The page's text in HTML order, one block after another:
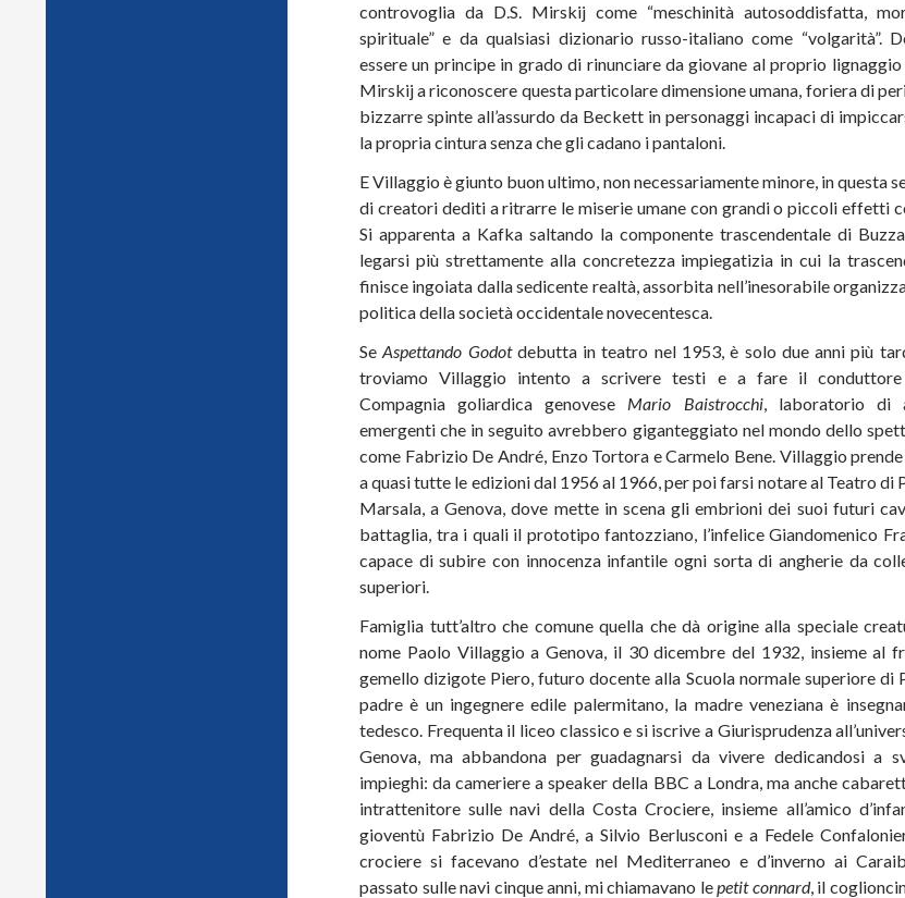
controvoglia da D.S. Mirskij come “meschinità autosoddisfatta,
spirituale” e da qualsiasi dizionario russo-italiano come “volgarità”.
essere un principe in grado di rinunciare da giovane al proprio
Mirskij a riconoscere questa particolare dimensione umana, foriera di
bizzarre spinte all’assurdo da Beckett in personaggi incapaci di
la propria cintura senza che gli cadano i pantaloni.
E Villaggio è giunto buon ultimo, non necessariamente minore, in questa
di creatori dediti a ritrarre le miserie umane con grandi o piccoli effetti
Si apparenta a Kafka saltando la componente trascendentale di
legarsi più strettamente alla concretezza impiegatizia in cui la
finisce ingoiata dalla sedicente realtà, assorbita nell’inesorabile
politica della società occidentale novecentesca.
SeAspettando Godotdebutta in teatro nel 1953, è solo due anni più
troviamo Villaggio intento a scrivere testi e a fare il conduttore
Compagnia goliardica genovese Mario Baistrocchi, laboratorio di
emergenti che in seguito avrebbero giganteggiato nel mondo dello
come Fabrizio De André, Enzo Tortora e Carmelo Bene. Villaggio
a quasi tutte le edizioni dal 1956 al 1966, per poi farsi notare al Teatro di
Marsala, a Genova, dove mette in scena gli embrioni dei suoi futuri
battaglia, tra i quali il prototipo fantozziano, l’infelice Giandomenico
capace di subire con innocenza infantile ogni sorta di angherie da
superiori.
Famiglia tutt’altro che comune quella che dà origine alla speciale
nome Paolo Villaggio a Genova, il 30 dicembre del 1932, insieme al
gemello dizigote Piero, futuro docente alla Scuola normale superiore di
padre è un ingegnere edile palermitano, la madre veneziana è
tedesco. Frequenta il liceo classico e si iscrive a Giurisprudenza
Genova, ma abbandona per guadagnarsi da vivere dedicandosi a
impieghi: da cameriere a speaker della BBC a Londra, ma anche
intrattenitore sulle navi della Costa Crociere, insieme all’amico
gioventù Fabrizio De André, a Silvio Berlusconi e a Fedele
crociere si facevano d’estate nel Mediterraneo e d’inverno ai
passato sulle navi cinque anni, mi chiamavano lepetit connard, il